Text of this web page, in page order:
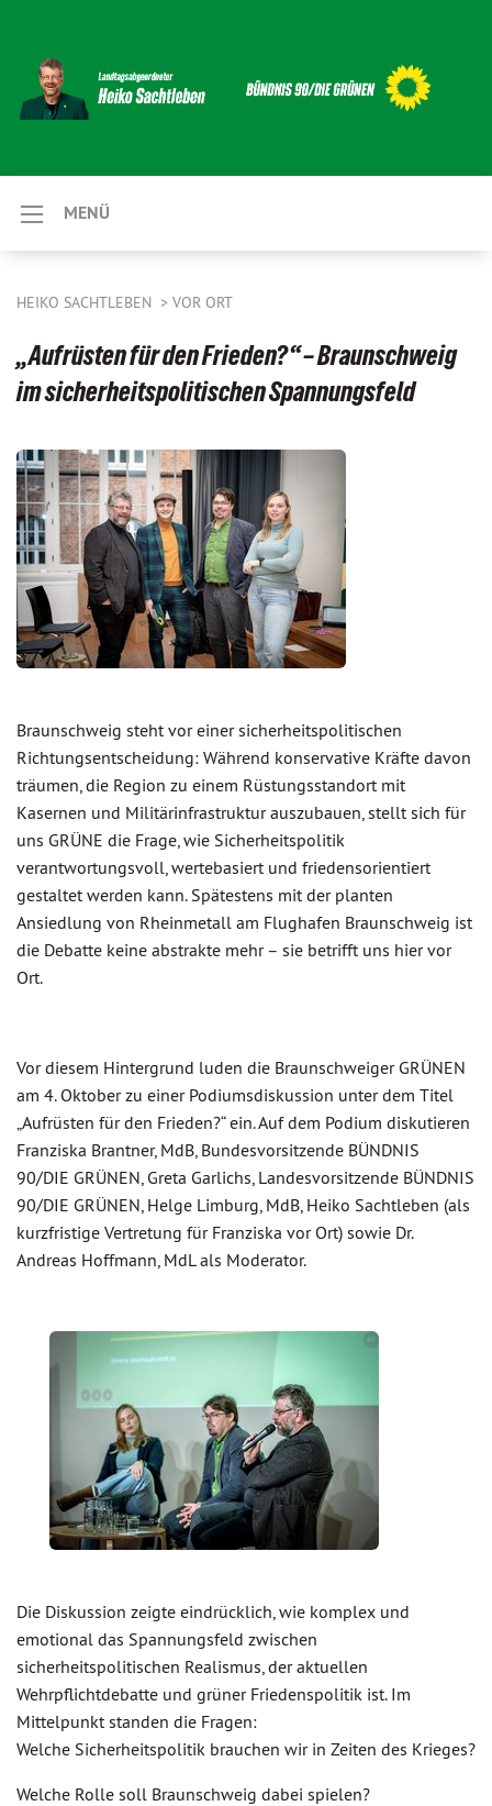
MENÜ
HEIKO SACHTLEBEN VOR ORT
„Aufrüsten für den Frieden?“ – Braunschweig
im sicherheitspolitischen Spannungsfeld
Braunschweig steht vor einer sicherheitspolitischen
Richtungsentscheidung: Während konservative Kräfte davon
träumen, die Region zu einem Rüstungsstandort mit
Kasernen und Militärinfrastruktur auszubauen, stellt sich für
uns GRÜNE die Frage, wie Sicherheitspolitik
verantwortungsvoll, wertebasiert und friedensorientiert
gestaltet werden kann. Spätestens mit der planten
Ansiedlung von Rheinmetall am Flughafen Braunschweig ist
die Debatte keine abstrakte mehr – sie betrifft uns hier vor
Ort.
Vor diesem Hintergrund luden die Braunschweiger GRÜNEN
am 4. Oktober zu einer Podiumsdiskussion unter dem Titel
„Aufrüsten für den Frieden?“ ein. Auf dem Podium diskutieren
Franziska Brantner, MdB, Bundesvorsitzende BÜNDNIS
90/DIE GRÜNEN, Greta Garlichs, Landesvorsitzende BÜNDNIS
90/DIE GRÜNEN, Helge Limburg, MdB, Heiko Sachtleben (als
kurzfristige Vertretung für Franziska vor Ort) sowie Dr.
Andreas Hoffmann, MdL als Moderator.
Die Diskussion zeigte eindrücklich, wie komplex und
emotional das Spannungsfeld zwischen
sicherheitspolitischen Realismus, der aktuellen
Wehrpflichtdebatte und grüner Friedenspolitik ist. Im
Mittelpunkt standen die Fragen:
Welche Sicherheitspolitik brauchen wir in Zeiten des Krieges?
Welche Rolle soll Braunschweig dabei spielen?